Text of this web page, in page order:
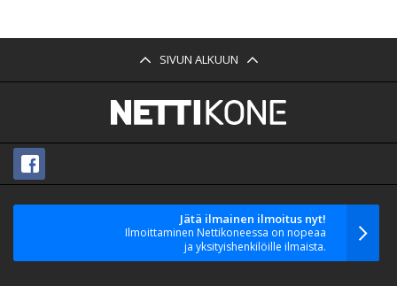
SIVUN ALKUUN
Jätä ilmainen ilmoitus nyt!
Ilmoittaminen Nettikoneessa on nopeaa
ja yksityishenkilöille ilmaista.